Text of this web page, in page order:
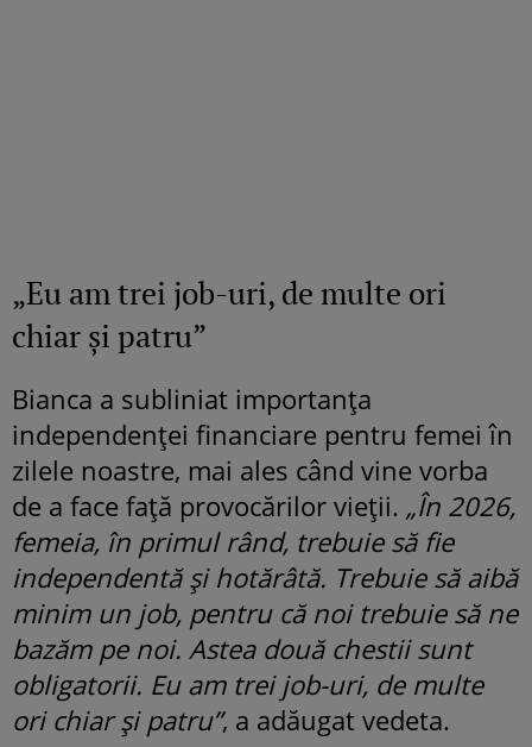
„Eu am trei job-uri, de multe ori
chiar și patru”
Bianca a subliniat importanța
independenței financiare pentru femei în
zilele noastre, mai ales când vine vorba
de a face față provocărilor vieții. „În 2026,
femeia, în primul rând, trebuie să fie
independentă și hotărâtă. Trebuie să aibă
minim un job, pentru că noi trebuie să ne
bazăm pe noi. Astea două chestii sunt
obligatorii. Eu am trei job-uri, de multe
ori chiar și patru”, a adăugat vedeta.